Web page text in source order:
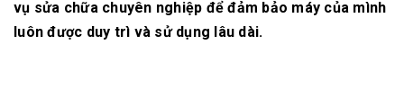
vụ sửa chữa chuyên nghiệp để đảm bảo máy của mình
luôn được duy trì và sử dụng lâu dài.